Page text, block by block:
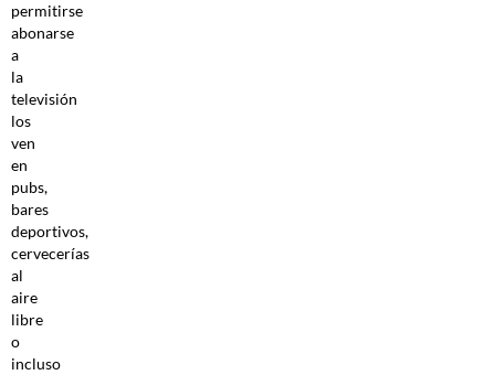
permitirse
abonarse
a
la
televisión
los
ven
en
pubs,
bares
deportivos,
cervecerías
al
aire
libre
o
incluso